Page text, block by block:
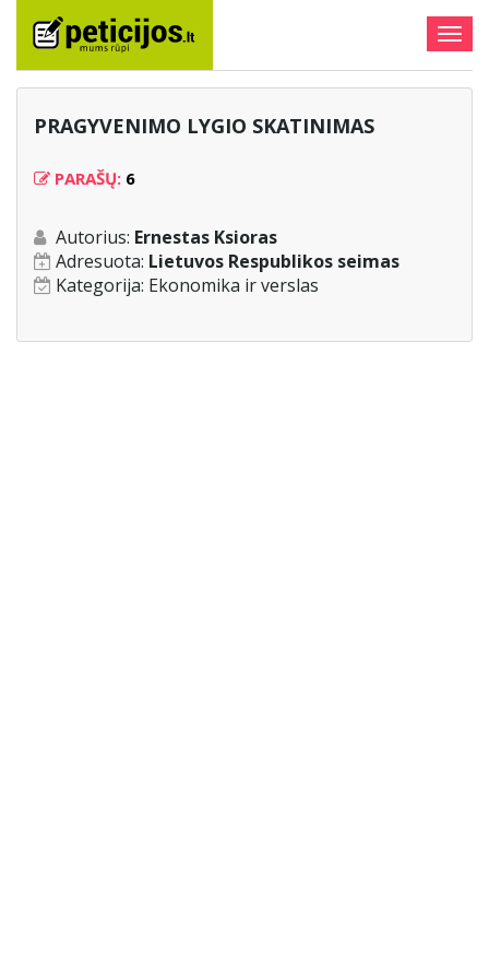
PRAGYVENIMO LYGIO SKATINIMAS
PARAŠŲ: 6
Autorius: Ernestas Ksioras
Adresuota: Lietuvos Respublikos seimas
Kategorija: Ekonomika ir verslas